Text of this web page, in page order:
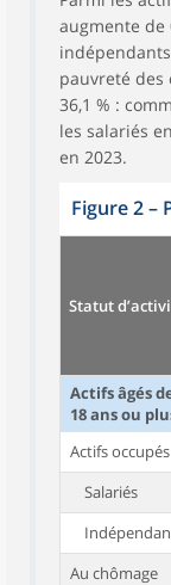
augmente de
pauvreté des
36,1 % :
les salariés
en 2023.
Figure 2 –
Statut
Actifs âgés
18 ans ou
Actifs occupés
Salariés
Au chômage